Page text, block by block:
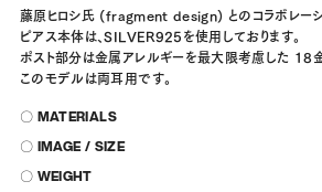
藤原ヒロシ氏 (fragment design) とのコラボレーシ
ピアス本体は、SILVER925を使用しております。
ポスト部分は金属アレルギーを最大限考慮した 18
このモデルは両耳用です。
〇 MATERIALS
〇 IMAGE / SIZE
〇 WEIGHT